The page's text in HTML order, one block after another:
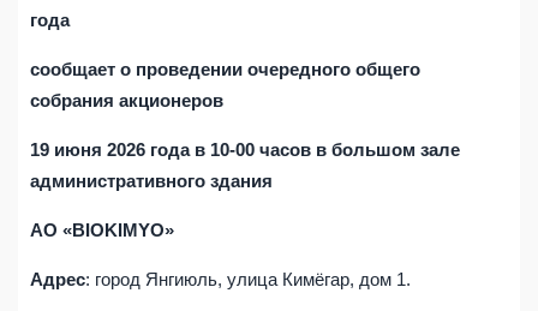
года
сообщает о проведении очередного общего
собрания акционеров
19 июня 2026 года в 10-00 часов в большом зале
административного здания
АО «BIOKIMYO»
Адрес: город Янгиюль, улица Кимёгар, дом 1.